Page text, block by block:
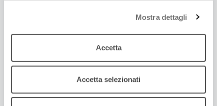
Mostra dettagli
Accetta
Accetta selezionati